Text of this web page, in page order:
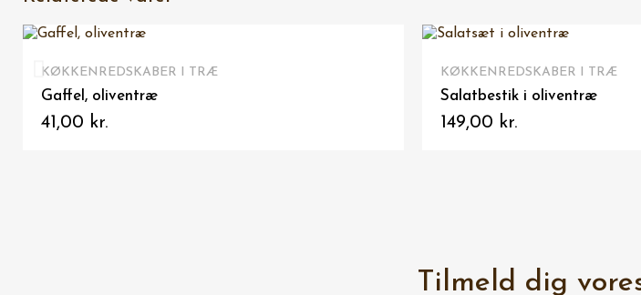
VIS HER
KØKKENREDSKABER I TRÆ
Gaffel, oliventræ
41,00 kr.
VIS HER
KØKKENREDSKABER I TRÆ
Salatbestik i oliventræ
149,00 kr.
Tilmeld dig